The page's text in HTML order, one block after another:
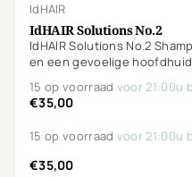
IdHAIR
IdHAIR Solutions No.2
IdHAIR Solutions No.2
en een gevoelige
Ongeparfumeerd en ideaal
15 op voorraad voor 21:00u
€35,00
15 op voorraad voor 21:00u
€35,00